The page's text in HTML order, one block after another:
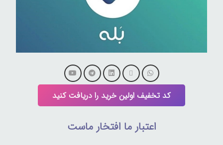
کد تخفیف اولین خرید را دریافت کنید
اعتبار ما افتخار ماست